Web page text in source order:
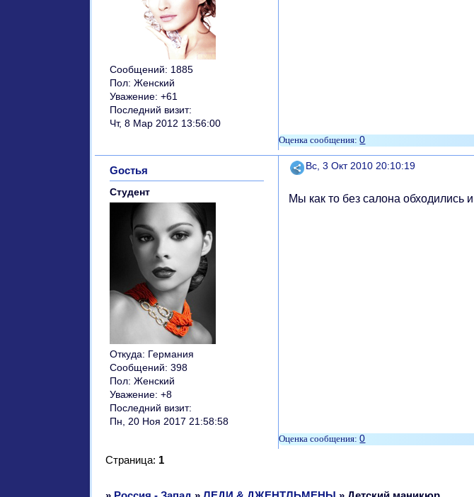
Сообщений: 1885
Пол: Женский
Уважение: +61
Последний визит:
Чт, 8 Мар 2012 13:56:00
0
Поделиться
Вс, 3 Окт 2010 20:10:19
Gостья
Студент
Откуда: Германия
Сообщений: 398
Пол: Женский
Уважение: +8
Последний визит:
Пн, 20 Ноя 2017 21:58:58
Мы как то без салона обходились
0
Страница: 1